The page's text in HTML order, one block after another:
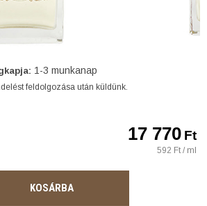
1-3 munkanap
feldolgozása után küldünk.
17 770Ft
592 Ft / ml
KOSÁRBA